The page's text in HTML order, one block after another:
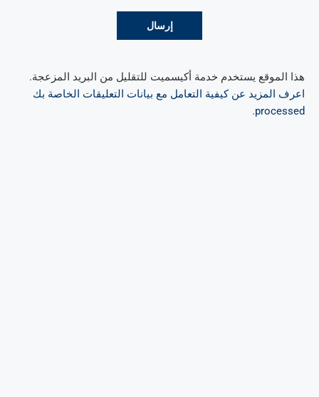
هذا الموقع يستخدم خدمة أكيسميت للتقليل من البريد المزعجة.
اعرف المزيد عن كيفية التعامل مع بيانات التعليقات الخاصة بك
processed
.